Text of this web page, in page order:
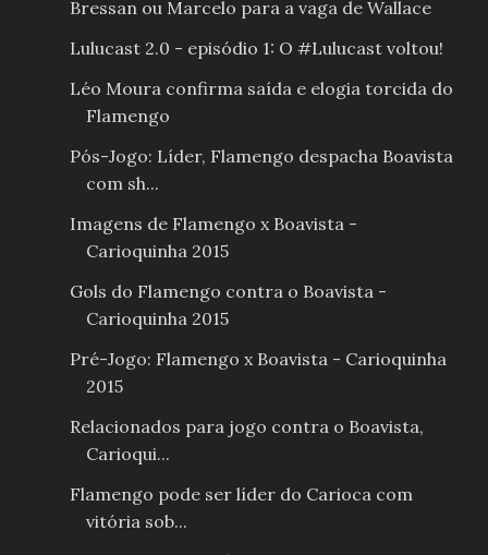
Bressan ou Marcelo para a vaga de Wallace
Lulucast 2.0 - episódio 1: O #Lulucast voltou!
Léo Moura confirma saída e elogia torcida do
Flamengo
Pós-Jogo: Líder, Flamengo despacha Boavista
com sh...
Imagens de Flamengo x Boavista -
Carioquinha 2015
Gols do Flamengo contra o Boavista -
Carioquinha 2015
Pré-Jogo: Flamengo x Boavista - Carioquinha
2015
Relacionados para jogo contra o Boavista,
Carioqui...
Flamengo pode ser líder do Carioca com
vitória sob...